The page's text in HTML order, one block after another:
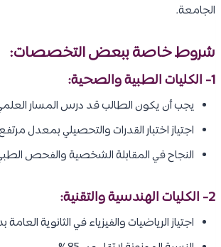
الجامعة.
شروط خاصة ببعض التخصصات:
1- الكليات الطبية والصحية:
يجب أن يكون الطالب قد درس المسار العلمي
اجتياز اختبار القدرات والتحصيلي بمعدل مرتفع (95% فأكثر
النجاح في المقابلة الشخصية والفحص
2- الكليات الهندسية والتقنية:
اجتياز الرياضيات والفيزياء في الثانوية